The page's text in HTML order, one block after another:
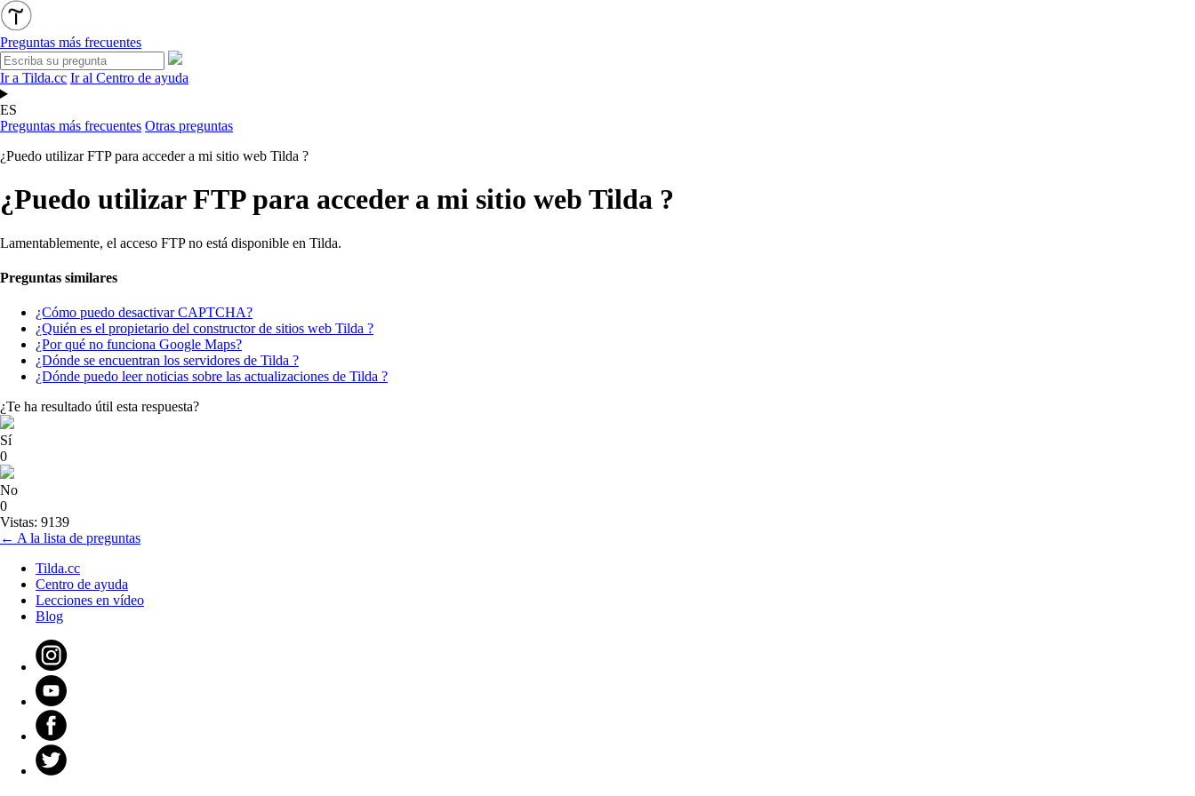
Preguntas más frecuentes
Ir a Tilda.cc Ir al Centro de ayuda
ES
Preguntas más frecuentes Otras preguntas
¿Puedo utilizar FTP para acceder a mi sitio web Tilda ?
¿Puedo utilizar FTP para acceder a mi sitio web Tilda ?
Lamentablemente, el acceso FTP no está disponible en Tilda.
Preguntas similares
¿Cómo puedo desactivar CAPTCHA?
¿Quién es el propietario del constructor de sitios web Tilda ?
¿Por qué no funciona Google Maps?
¿Dónde se encuentran los servidores de Tilda ?
¿Dónde puedo leer noticias sobre las actualizaciones de Tilda ?
¿Te ha resultado útil esta respuesta?
Sí
0
No
0
Vistas: 9139
← A la lista de preguntas
Tilda.cc
Centro de ayuda
Lecciones en vídeo
Blog